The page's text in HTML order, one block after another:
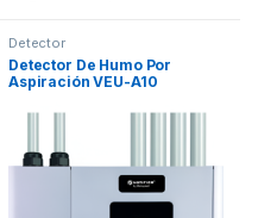
Detector
Detector De Humo Por
Aspiración VEU-A10